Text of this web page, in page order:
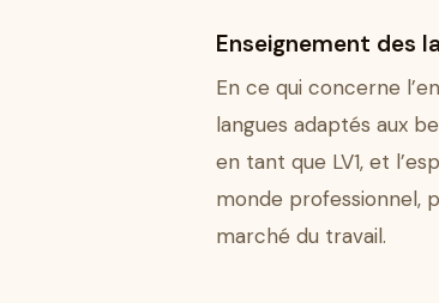
Enseignement des
En ce qui concerne
langues adaptés aux
en tant que LV1, et
monde professionnel,
marché du travail.